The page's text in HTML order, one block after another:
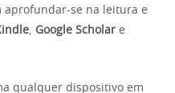
aprofundar-se na leitura e
Google Scholar e
qualquer dispositivo em